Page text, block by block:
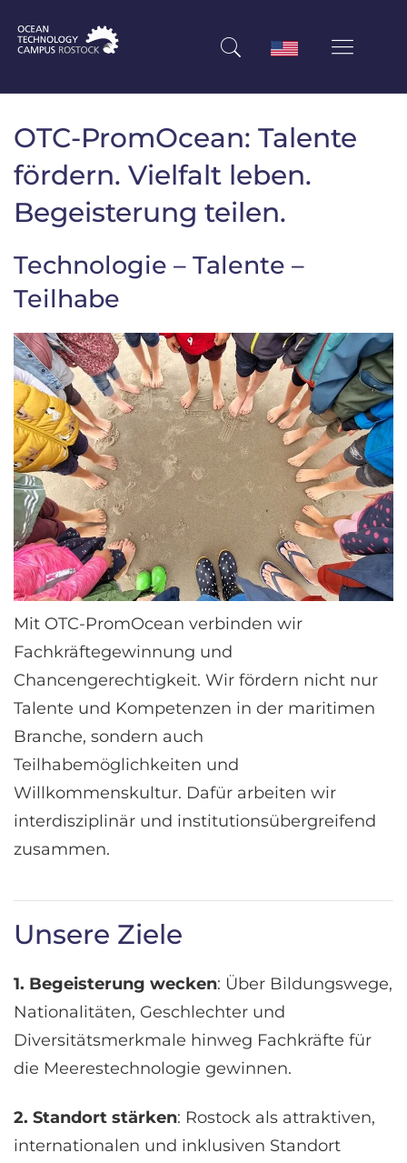
OTC-PromOcean: Talente
fördern. Vielfalt leben.
Begeisterung teilen.
Technologie – Talente –
Teilhabe
Mit OTC-PromOcean verbinden wir
Fachkräftegewinnung und
Chancengerechtigkeit. Wir fördern nicht nur
Talente und Kompetenzen in der maritimen
Branche, sondern auch
Teilhabemöglichkeiten und
Willkommenskultur. Dafür arbeiten wir
interdisziplinär und institutionsübergreifend
zusammen.
Unsere Ziele
1. Begeisterung wecken: Über Bildungswege,
Nationalitäten, Geschlechter und
Diversitätsmerkmale hinweg Fachkräfte für
die Meerestechnologie gewinnen.
2. Standort stärken: Rostock als attraktiven,
internationalen und inklusiven Standort